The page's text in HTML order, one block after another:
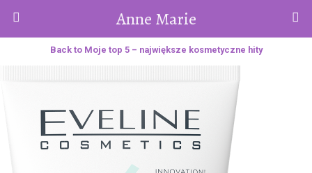
Anne Marie
Back to Moje top 5 – największe kosmetyczne hity